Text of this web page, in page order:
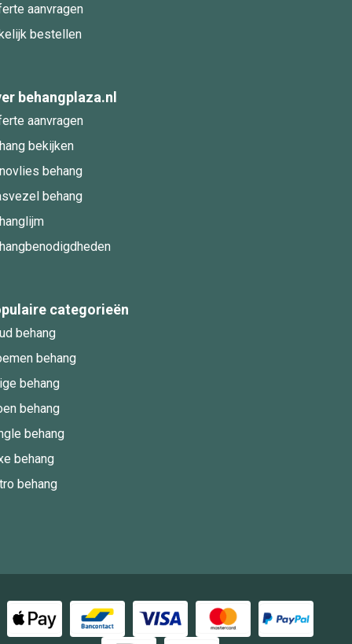
aanvragen
bestellen
behangplaza.nl
aanvragen
bekijken
behang
behang
categorieën
behang
behang
behang
behang
behang
behang
behang